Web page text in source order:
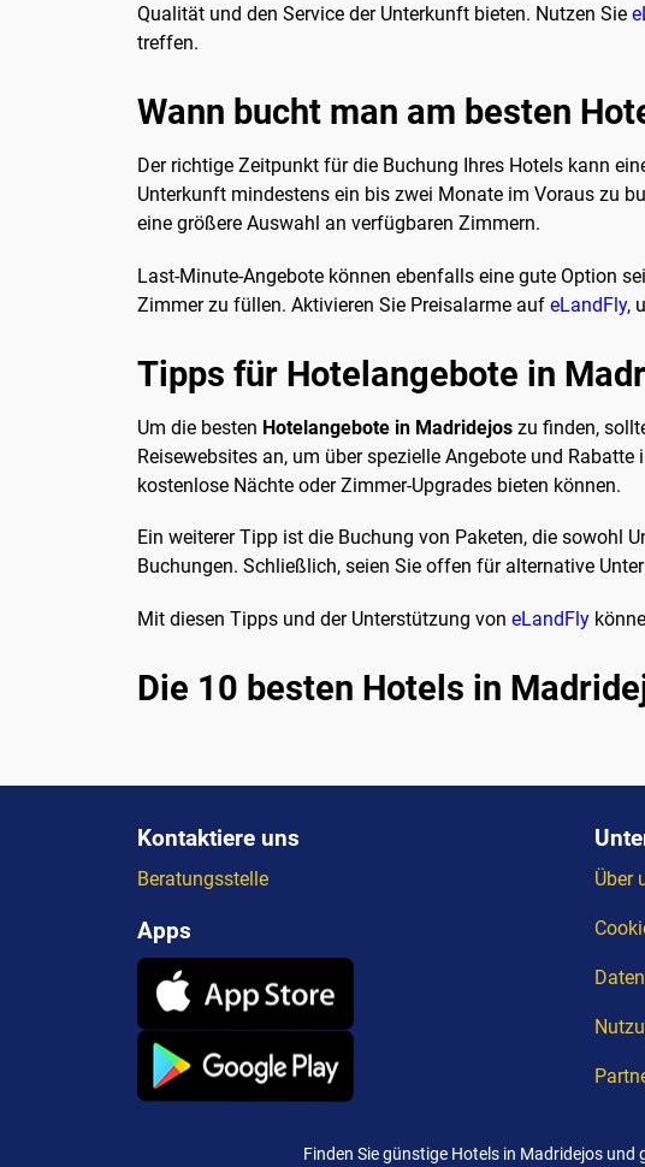
Qualität und den Service der Unterkunft bieten. Nutzen Sie
treffen.
Wann bucht man am besten
Der richtige Zeitpunkt für die Buchung Ihres Hotels kann
Unterkunft mindestens ein bis zwei Monate im Voraus zu
eine größere Auswahl an verfügbaren Zimmern.
Last-Minute-Angebote können ebenfalls eine gute Option
Zimmer zu füllen. Aktivieren Sie Preisalarme auf eLandFly,
Tipps für Hotelangebote in
Um die besten Hotelangebote in Madridejos zu finden,
Reisewebsites an, um über spezielle Angebote und
kostenlose Nächte oder Zimmer-Upgrades bieten können.
Ein weiterer Tipp ist die Buchung von Paketen, die sowohl
Buchungen. Schließlich, seien Sie offen für alternative
Mit diesen Tipps und der Unterstützung von eLandFly
Die 10 besten Hotels in
Kontaktiere uns
Beratungsstelle
Apps
Über
Finden Sie günstige Hotels in Madridejos und